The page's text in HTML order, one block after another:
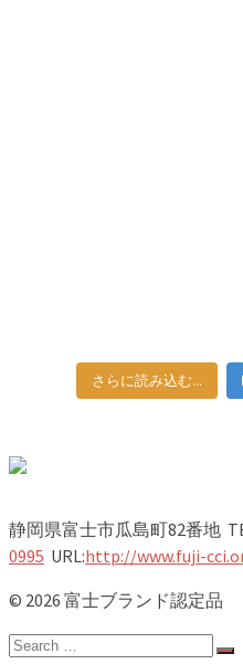
さらに読み込む...
静岡県富士市瓜島町82番地
0995 URL:http://www.fuji-
© 2026 富士ブランド認定品
Search